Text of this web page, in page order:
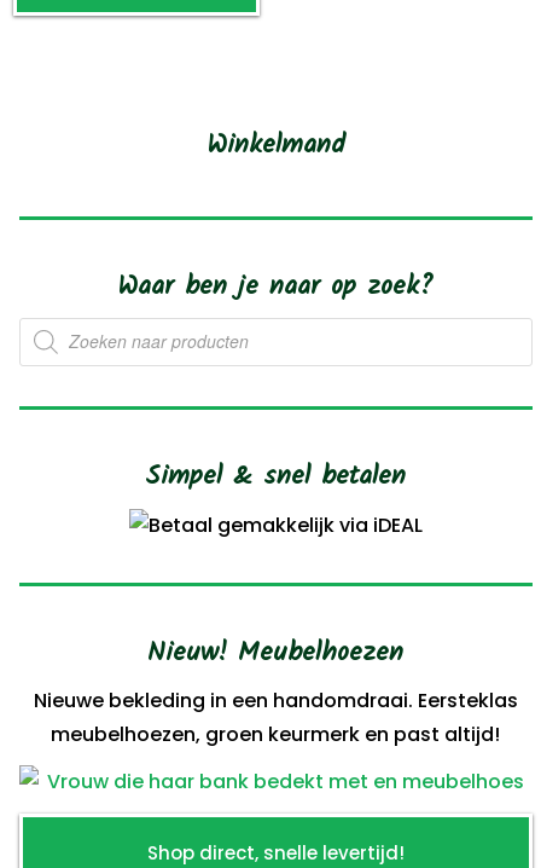
heeft
optie
gekozen
op
de
Winkelmand
Waar ben je naar op zoek?
Producten
zoeken
Simpel & snel betalen
Nieuw! Meubelhoezen
Nieuwe bekleding in een handomdraai. Eersteklas
meubelhoezen, groen keurmerk en past altijd!
Shop direct, snelle levertijd!